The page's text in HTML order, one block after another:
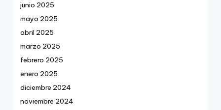
junio 2025
mayo 2025
abril 2025
marzo 2025
febrero 2025
enero 2025
diciembre 2024
noviembre 2024